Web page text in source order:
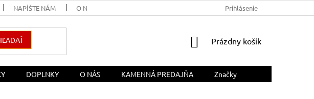
NAPÍŠTE NÁM O NÁS Prihlásenie
NÁKUPNÝ
Prázdny košík
DOPLNKY O NÁS KAMENNÁ PREDAJŇA
Značky